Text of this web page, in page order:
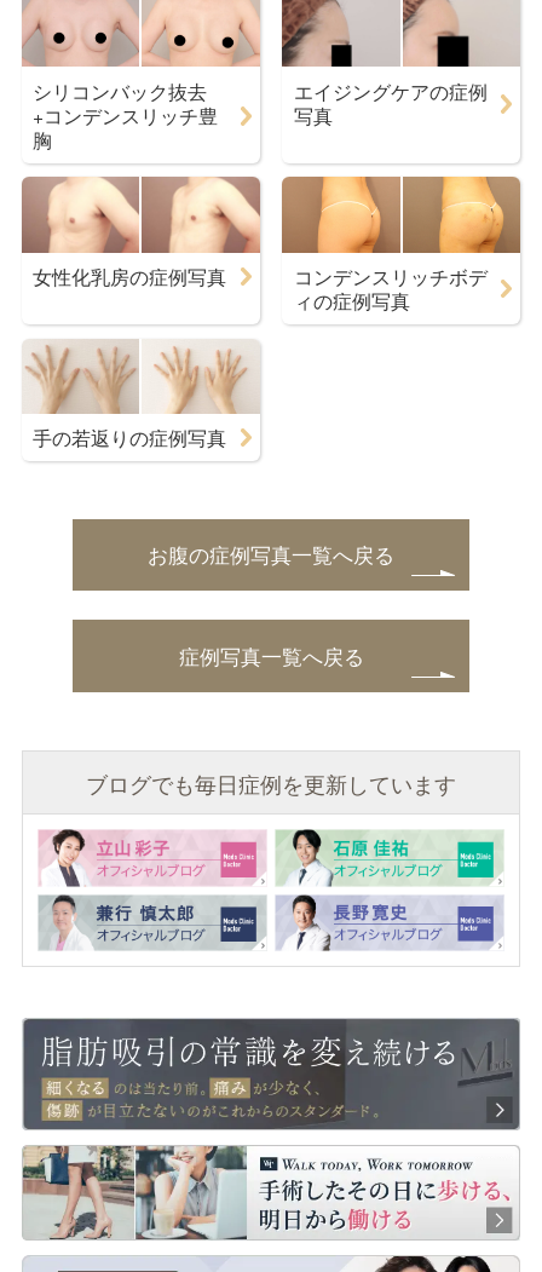
シリコンバック抜去
+コンデンスリッチ豊
胸
エイジングケアの症例
写真
女性化乳房の症例写真
コンデンスリッチボデ
ィの症例写真
手の若返りの症例写真
お腹の症例写真一覧へ戻る
症例写真一覧へ戻る
ブログでも毎日症例を更新しています